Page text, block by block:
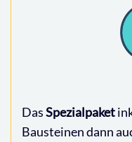
DasSpezialpaket
Bausteinen dann